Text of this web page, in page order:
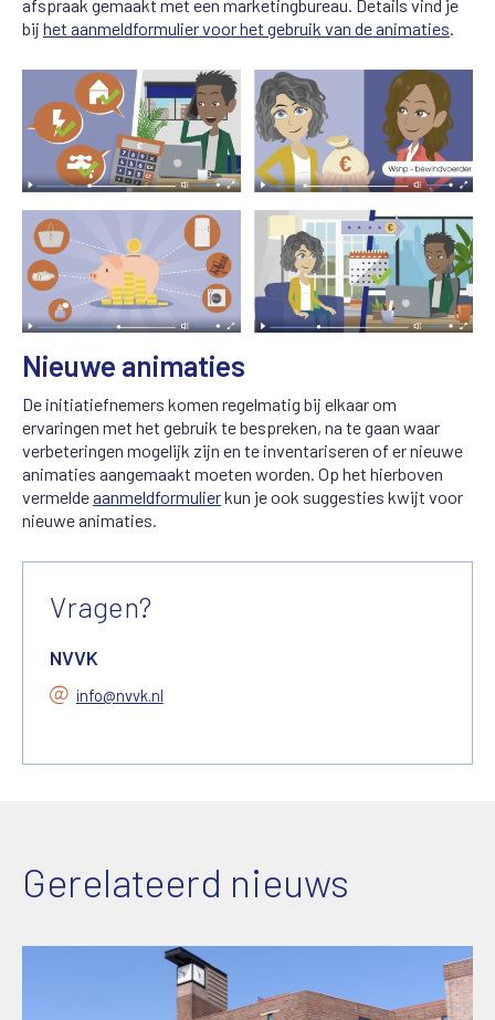
afspraak gemaakt met een marketingbureau. Details vind je
bij het aanmeldformulier voor het gebruik van de animaties
Nieuwe animaties
De initiatiefnemers komen regelmatig bij elkaar om
ervaringen met het gebruik te bespreken, na te gaan waar
verbeteringen mogelijk zijn en te inventariseren of er nieuwe
animaties aangemaakt moeten worden. Op het hierboven
vermeldeaanmeldformulierkun je ook suggesties kwijt voor
nieuwe animaties.
Vragen?
NVVK
info@nvvk.nl
Gerelateerd nieuws